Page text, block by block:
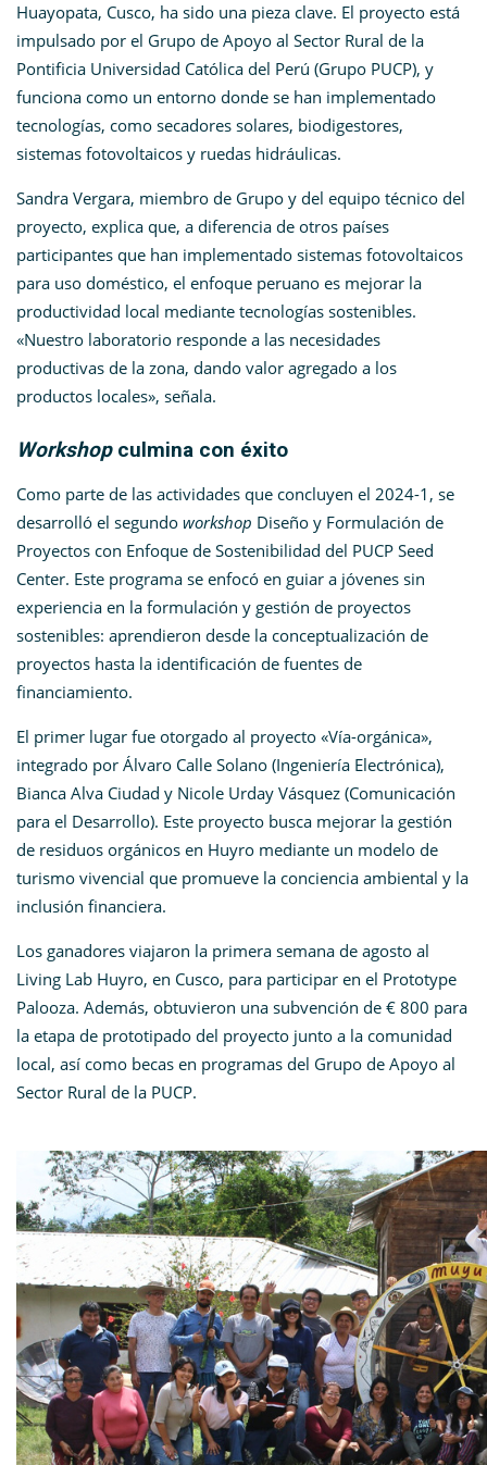
Huayopata, Cusco, ha sido una pieza clave. El proyecto está
impulsado por el Grupo de Apoyo al Sector Rural de la
Pontificia Universidad Católica del Perú (Grupo PUCP), y
funciona como un entorno donde se han implementado
tecnologías, como secadores solares, biodigestores,
sistemas fotovoltaicos y ruedas hidráulicas.
Sandra Vergara, miembro de Grupo y del equipo técnico del
proyecto, explica que, a diferencia de otros países
participantes que han implementado sistemas fotovoltaicos
para uso doméstico, el enfoque peruano es mejorar la
productividad local mediante tecnologías sostenibles.
«Nuestro laboratorio responde a las necesidades
productivas de la zona, dando valor agregado a los
productos locales», señala.
Workshopculmina con éxito
Como parte de las actividades que concluyen el 2024-1, se
desarrolló el segundo workshop Diseño y Formulación de
Proyectos con Enfoque de Sostenibilidad del PUCP Seed
Center. Este programa se enfocó en guiar a jóvenes sin
experiencia en la formulación y gestión de proyectos
sostenibles: aprendieron desde la conceptualización de
proyectos hasta la identificación de fuentes de
financiamiento.
El primer lugar fue otorgado al proyecto «Vía-orgánica»,
integrado por Álvaro Calle Solano (Ingeniería Electrónica),
Bianca Alva Ciudad y Nicole Urday Vásquez (Comunicación
para el Desarrollo). Este proyecto busca mejorar la gestión
de residuos orgánicos en Huyro mediante un modelo de
turismo vivencial que promueve la conciencia ambiental y la
inclusión financiera.
Los ganadores viajaron la primera semana de agosto al
Living Lab Huyro, en Cusco, para participar en el Prototype
Palooza. Además, obtuvieron una subvención de € 800 para
la etapa de prototipado del proyecto junto a la comunidad
local, así como becas en programas del Grupo de Apoyo al
Sector Rural de la PUCP.